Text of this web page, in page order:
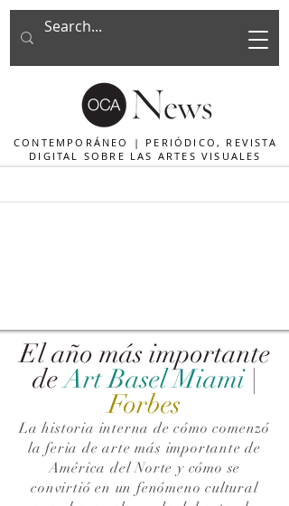
CONTEMPORÁNEO | PERIÓDICO, REVISTA
DIGITAL SOBRE LAS ARTES VISUALES
El año más importante
de Art Basel Miami |
Forbes
La historia interna de cómo comenzó
la feria de arte más importante de
América del Norte y cómo se
convirtió en un fenómeno cultural